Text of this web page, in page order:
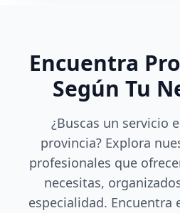
Encuentra
Según Tu
¿Buscas un servicio
provincia? Explora
profesionales que
necesitas,
especialidad. Encuentra